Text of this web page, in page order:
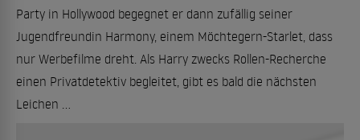
Party in Hollywood begegnet er dann zufällig seiner
Jugendfreundin Harmony, einem Möchtegern-Starlet, dass
nur Werbefilme dreht. Als Harry zwecks Rollen-Recherche
einen Privatdetektiv begleitet, gibt es bald die nächsten
Leichen ...